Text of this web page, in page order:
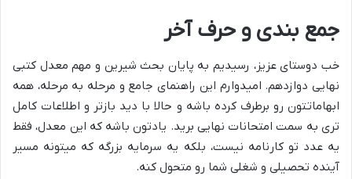
جمع بندی و حرف آخر
خب دوستای عزیز، رسیدیم به پایان بحث شیرین و مهم معدل کتبی
نهایی دوازدهم. امیدوارم این راهنمای جامع و مرحله به مرحله، همه
ابهاماتتون رو برطرف کرده باشه و حالا با دید بازتر و اطلاعات کامل
تری به سمت امتحانات نهایی برید. یادتون باشه که این معدل، فقط
یه عدد تو کارنامه نیست، بلکه یه سرمایه بزرگه که میتونه مسیر
آینده تحصیلی و شغلی شما رو متحول کنه.